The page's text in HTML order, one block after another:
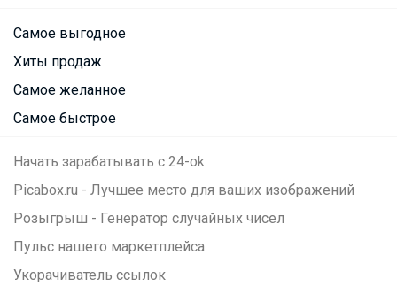
Самое выгодное
Хиты продаж
Самое желанное
Самое быстрое
Начать зарабатывать с 24-ok
Picabox.ru - Лучшее место для ваших изображений
Розыгрыш - Генератор случайных чисел
Пульс нашего маркетплейса
Укорачиватель ссылок